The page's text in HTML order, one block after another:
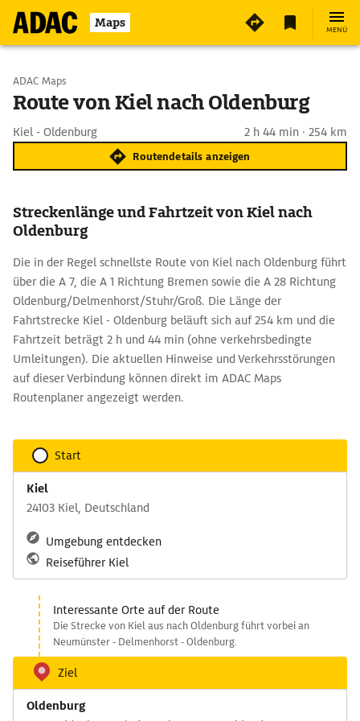
Maps MENÜ
Start wählen
ADAC Maps
Route von Kiel nach Oldenburg
Kiel - Oldenburg 2 h 44 min · 254 km
Routendetails anzeigen
Streckenlänge und Fahrtzeit von Kiel nach
Oldenburg
Die in der Regel schnellste Route von Kiel nach Oldenburg führt
über die A 7, die A 1 Richtung Bremen sowie die A 28 Richtung
Oldenburg/Delmenhorst/Stuhr/Groß. Die Länge der
Fahrtstrecke Kiel - Oldenburg beläuft sich auf 254 km und die
Fahrtzeit beträgt 2 h und 44 min (ohne verkehrsbedingte
Umleitungen). Die aktuellen Hinweise und Verkehrsstörungen
auf dieser Verbindung können direkt im ADAC Maps
Routenplaner angezeigt werden.
Start
Kiel
24103 Kiel, Deutschland
Umgebung entdecken
Reiseführer Kiel
Interessante Orte auf der Route
Die Strecke von Kiel aus nach Oldenburg führt vorbei an
Neumünster - Delmenhorst - Oldenburg.
Ziel
Oldenburg